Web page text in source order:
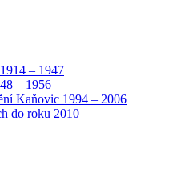
– 1947
– 1956
Kaňovic 1994 – 2006
do roku 2010